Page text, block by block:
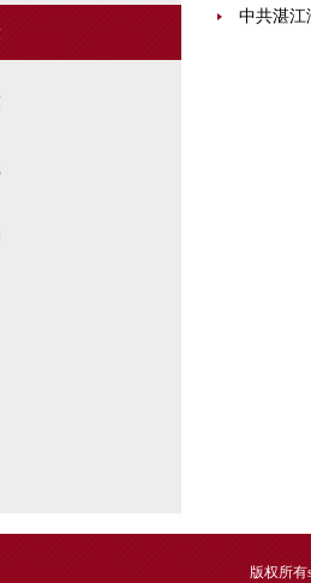
中共湛江
版权所有